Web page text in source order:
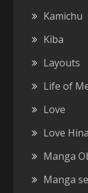
Kamichu
Kiba
Layouts
Life of
Love
Love Hina
Manga
Manga